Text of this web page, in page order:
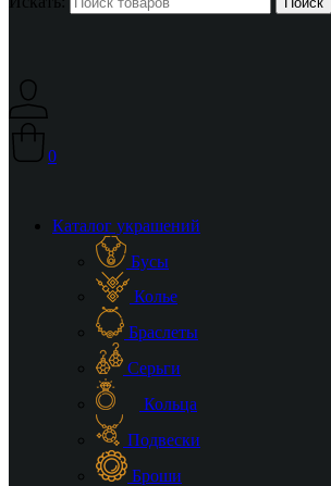
0
Каталог украшений
Бусы
Колье
Браслеты
Серьги
Кольца
Подвески
Броши